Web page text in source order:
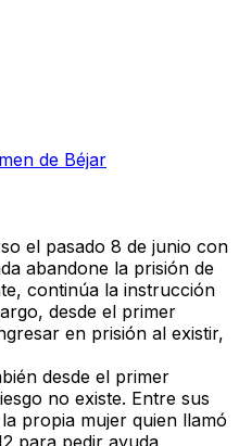
de Béjar
el pasado 8 de junio con
abandone la prisión de
continúa la instrucción
desde el primer
en prisión al existir,
desde el primer
no existe. Entre sus
propia mujer quien llamó